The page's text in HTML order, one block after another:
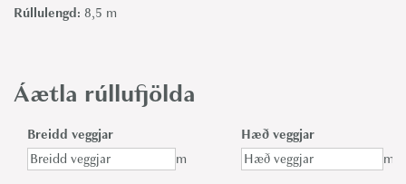
Rúllulengd: 8,5 m
Áætla rúllufjölda
Breidd veggjar
m
Hæð veggjar
m